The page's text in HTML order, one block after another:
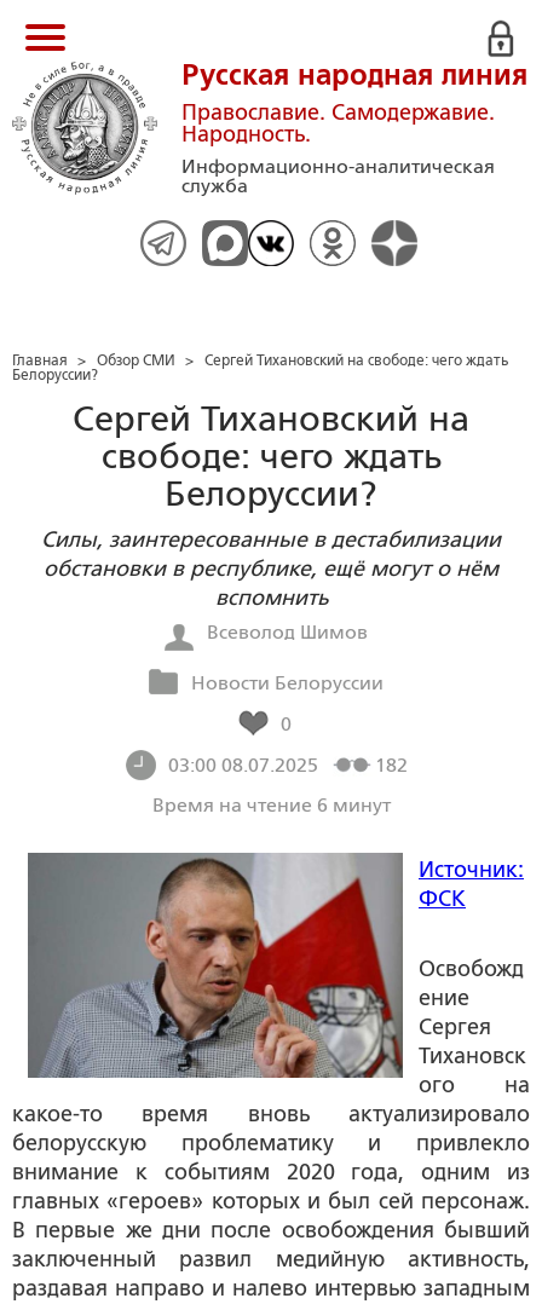
Русская народная линия
Православие. Самодержавие.
Народность.
Информационно-аналитическая
служба
Главная > Обзор СМИ > Сергей Тихановский на свободе: чего ждать
Белоруссии?
Сергей Тихановский на
свободе: чего ждать
Белоруссии?
Силы, заинтересованные в дестабилизации
обстановки в республике, ещё могут о нём
вспомнить
Всеволод Шимов
Новости Белоруссии
0
03:00 08.07.2025
182
Время на чтение 6 минут
Источник:
ФСК
Освобожд
ение
Сергея
Тихановск
ого на
какое-то время вновь актуализировало
белорусскую проблематику и привлекло
внимание к событиям 2020 года, одним из
главных «героев» которых и был сей персонаж.
В первые же дни после освобождения бывший
заключенный развил медийную активность,
раздавая направо и налево интервью западным